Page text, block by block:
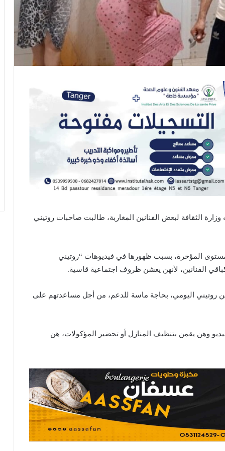
الثقافة لبعض الفنانين المغاربة، طالبت صاحبات روتيني
المؤخرة، بسبب ظهورها في فيديوهات “روتيني
الفنانين، لأنهن يعشن ظروف اجتماعية قاسية.
روتيني اليومي، بحاجة ماسة للدعم، من أجل مساعدتهم على
وهن يقمن بتنظيف المنازل أو تحضير المؤكولات، هن